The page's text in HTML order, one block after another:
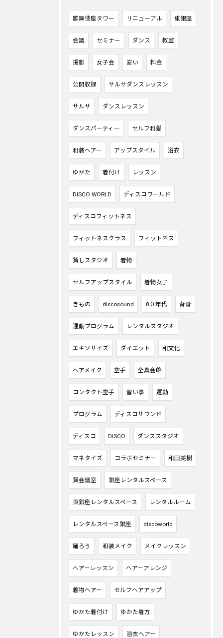
歌舞伎座タワー リニューアル 東銀座
会議 セミナー ダンス 教室
撮影 女子会 安い 料金
公開収録 サルサダンスレッスン
サルサ ダンスレッスン
ダンスパーティー セルフ和髪
和装ヘアー アップスタイル 浴衣
ゆかた 着付け レッスン
DISCO WORLD ディスコワールド
ディスコフィットネス
フィットネスクラス フィットネス
貸しスタジオ 着物
セルフアップスタイル 着物女子
きもの discosound 8０年代 背骨
運動プログラム レンタルスタジオ
エキソサイズ ダイエット 和文化
ヘアメイク 空手 全真会館
コンタクト空手 習い事 運動
プログラム ディスコサウンド
ディスコ DISCO ダンススタジオ
マネタイズ コラボセミナー 和田美樹
貸会議室 銀座レンタルスペース
東銀座レンタルスペース レンタルルーム
レンタルスペース銀座 discoworld
踊ろう 和装メイク メイクレッスン
ヘアーレッスン ヘアーアレンジ
着物ヘアー セルフヘアアップ
ゆかた着付け ゆかた着方
ゆかたレッスン 浴衣ヘアー